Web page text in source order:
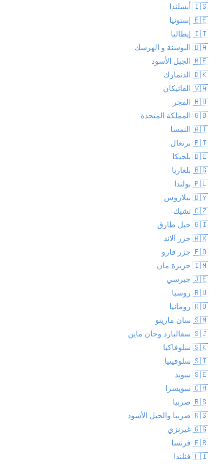
🇮🇸 أيسلندا
🇪🇪 إستونيا
🇮🇹 إيطاليا
🇧🇦 البوسنة و الهرسك
🇲🇪 الجبل الأسود
🇩🇰 الدنمارك
🇻🇦 الفاتيكان
🇭🇺 المجر
🇬🇧 المملكة المتحدة
🇦🇹 النمسا
🇵🇹 برتغال
🇧🇪 بلجيكا
🇧🇬 بلغاريا
🇵🇱 بولندا
🇧🇾 بيلاروس
🇨🇿 تشيك
🇬🇮 جبل طارق
🇦🇽 جزر آلاند
🇫🇴 جزر فارو
🇮🇲 جزيرة مان
🇯🇪 جيرسي
🇷🇺 روسيا
🇷🇴 رومانيا
🇸🇲 سان مارينو
🇸🇯 سفالبارد وجان ماين
🇸🇰 سلوفاكيا
🇸🇮 سلوفينيا
🇸🇪 سويد
🇨🇭 سويسرا
🇷🇸 صربيا
🇷🇸 صربيا والجبل الأسود
🇬🇬 غيرنزي
🇫🇷 فرنسا
🇫🇮 فنلندا